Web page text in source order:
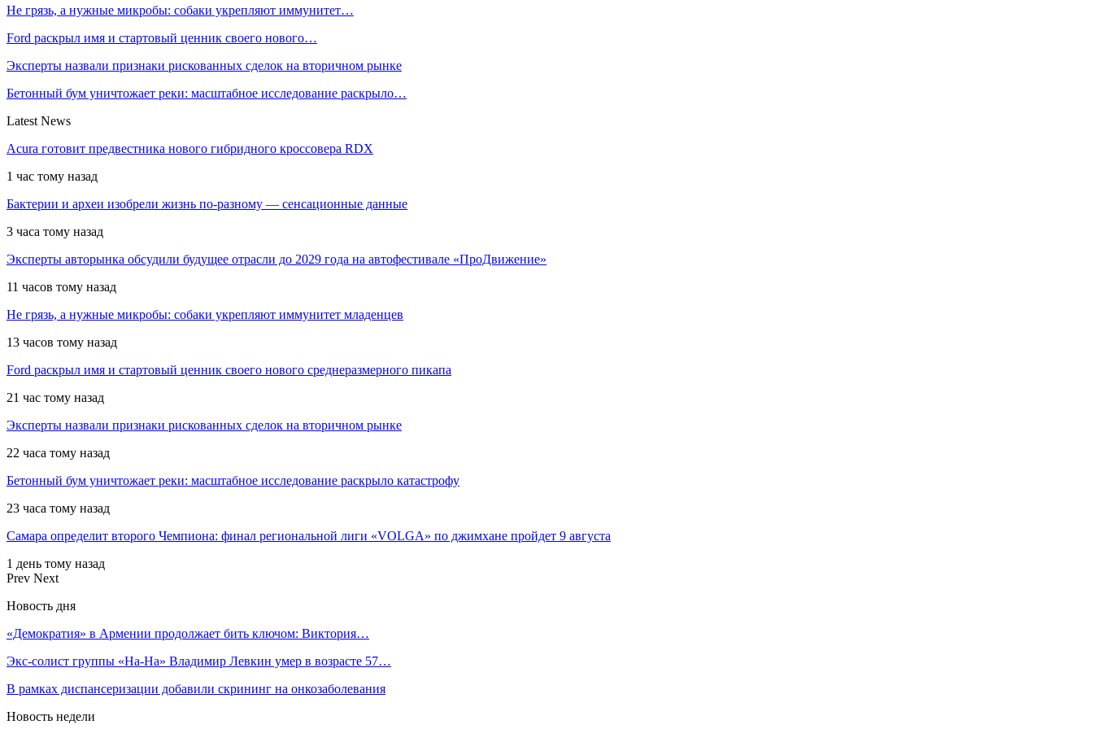
Не грязь, а нужные микробы: собаки укрепляют иммунитет…
Ford раскрыл имя и стартовый ценник своего нового…
Эксперты назвали признаки рискованных сделок на вторичном рынке
Бетонный бум уничтожает реки: масштабное исследование раскрыло…
Latest News
Acura готовит предвестника нового гибридного кроссовера RDX
1 час тому назад
Бактерии и археи изобрели жизнь по-разному — сенсационные данные
3 часа тому назад
Эксперты авторынка обсудили будущее отрасли до 2029 года на автофестивале «ПроДвижение»
11 часов тому назад
Не грязь, а нужные микробы: собаки укрепляют иммунитет младенцев
13 часов тому назад
Ford раскрыл имя и стартовый ценник своего нового среднеразмерного пикапа
21 час тому назад
Эксперты назвали признаки рискованных сделок на вторичном рынке
22 часа тому назад
Бетонный бум уничтожает реки: масштабное исследование раскрыло катастрофу
23 часа тому назад
Самара определит второго Чемпиона: финал региональной лиги «VOLGA» по джимхане пройдет 9 августа
1 день тому назад
Prev Next
Новость дня
«Демократия» в Армении продолжает бить ключом: Виктория…
Экс-солист группы «На-На» Владимир Левкин умер в возрасте 57…
В рамках диспансеризации добавили скрининг на онкозаболевания
Новость недели